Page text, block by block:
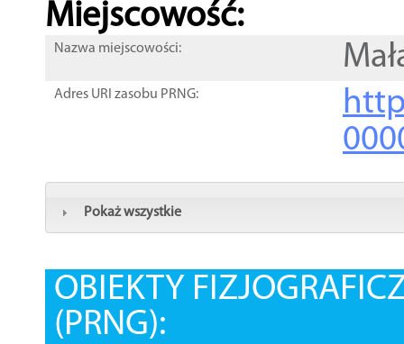
Miejscowość:
Nazwa miejscowości:
Adres URI zasobu PRNG:
Pokaż wszystkie
OBIEKTY
(PRNG):